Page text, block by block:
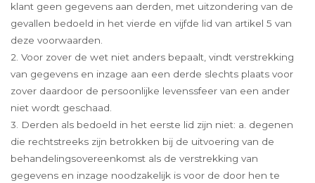
klant geen gegevens aan derden, met uitzondering van de
gevallen bedoeld in het vierde en vijfde lid van artikel 5 van
deze voorwaarden.
2. Voor zover de wet niet anders bepaalt, vindt verstrekking
van gegevens en inzage aan een derde slechts plaats voor
zover daardoor de persoonlijke levenssfeer van een ander
niet wordt geschaad.
3. Derden als bedoeld in het eerste lid zijn niet: a. degenen
die rechtstreeks zijn betrokken bij de uitvoering van de
behandelingsovereenkomst als de verstrekking van
gegevens en inzage noodzakelijk is voor de door hen te